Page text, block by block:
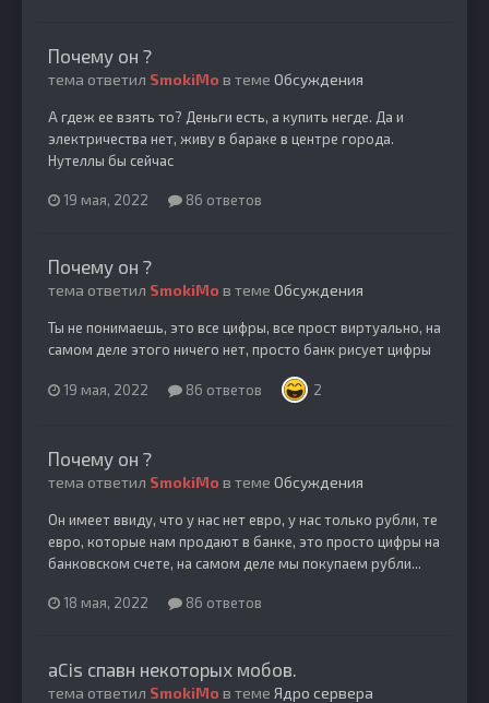
Почему он ?
тема ответил SmokiMo в теме Обсуждения
А гдеж ее взять то? Деньги есть, а купить негде. Да и
электричества нет, живу в бараке в центре города.
Нутеллы бы сейчас
19 мая, 2022 86 ответов
Почему он ?
тема ответил SmokiMo в теме Обсуждения
Ты не понимаешь, это все цифры, все прост виртуально, на
самом деле этого ничего нет, просто банк рисует цифры
19 мая, 2022 86 ответов 2
Почему он ?
тема ответил SmokiMo в теме Обсуждения
Он имеет ввиду, что у нас нет евро, у нас только рубли, те
евро, которые нам продают в банке, это просто цифры на
банковском счете, на самом деле мы покупаем рубли...
18 мая, 2022 86 ответов
aCis спавн некоторых мобов.
тема ответил SmokiMo в теме Ядро сервера